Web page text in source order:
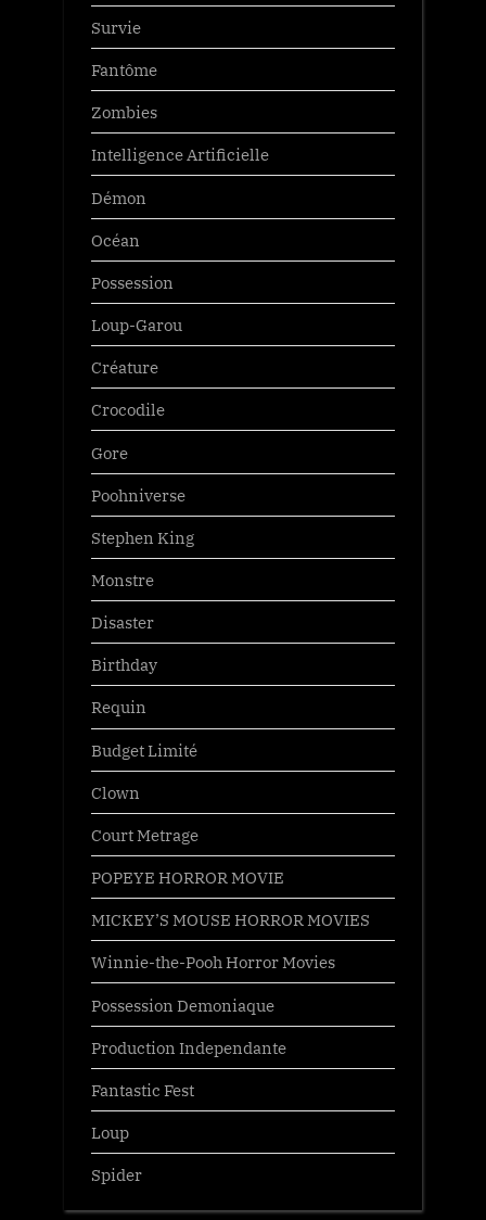
Survie
Fantôme
Zombies
Intelligence Artificielle
Démon
Océan
Possession
Loup-Garou
Créature
Crocodile
Gore
Poohniverse
Stephen King
Monstre
Disaster
Birthday
Requin
Budget Limité
Clown
Court Metrage
POPEYE HORROR MOVIE
MICKEY’S MOUSE HORROR MOVIES
Winnie-the-Pooh Horror Movies
Possession Demoniaque
Production Independante
Fantastic Fest
Loup
Spider